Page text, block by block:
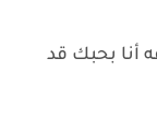
بحبك قد